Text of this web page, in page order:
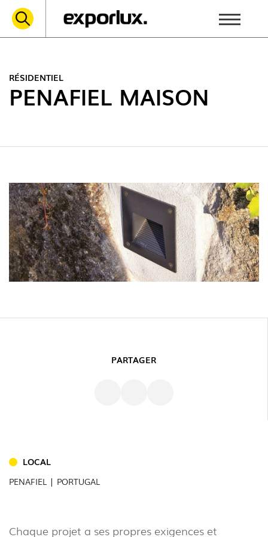
INTÉRIEUR
EXTÉRIEUR
INDUSTRIEL (7)
RÉSIDENTIEL
PENAFIEL MAISON
PARTAGER
LOCAL
PENAFIEL | PORTUGAL
Chaque projet a ses propres exigences et